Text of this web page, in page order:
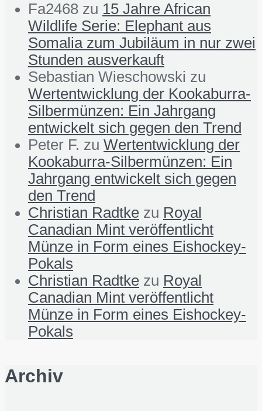
Fa2468 zu 15 Jahre African
Wildlife Serie: Elephant aus
Somalia zum Jubiläum in nur zwei
Stunden ausverkauft
Sebastian Wieschowski zu
Wertentwicklung der Kookaburra-
Silbermünzen: Ein Jahrgang
entwickelt sich gegen den Trend
Peter F. zu Wertentwicklung der
Kookaburra-Silbermünzen: Ein
Jahrgang entwickelt sich gegen
den Trend
Christian Radtke zu Royal
Canadian Mint veröffentlicht
Münze in Form eines Eishockey-
Pokals
Christian Radtke zu Royal
Canadian Mint veröffentlicht
Münze in Form eines Eishockey-
Pokals
Archiv